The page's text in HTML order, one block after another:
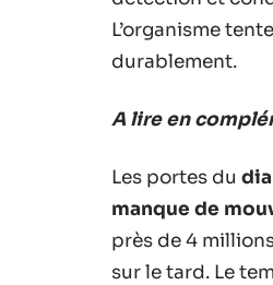
L’organisme
durablement.
A lire en
Les portes du
manque de
près de 4
sur le tard. Le